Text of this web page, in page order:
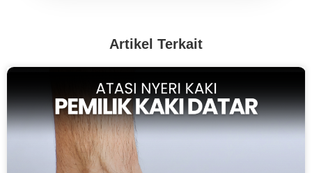
Artikel Terkait